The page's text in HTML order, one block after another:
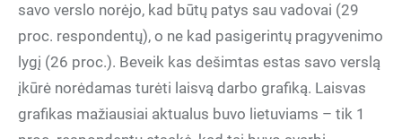
savo verslo norėjo, kad būtų patys sau vadovai (29
proc. respondentų), o ne kad pasigerintų pragyvenimo
lygį (26 proc.). Beveik kas dešimtas estas savo verslą
įkūrė norėdamas turėti laisvą darbo grafiką. Laisvas
grafikas mažiausiai aktualus buvo lietuviams – tik 1